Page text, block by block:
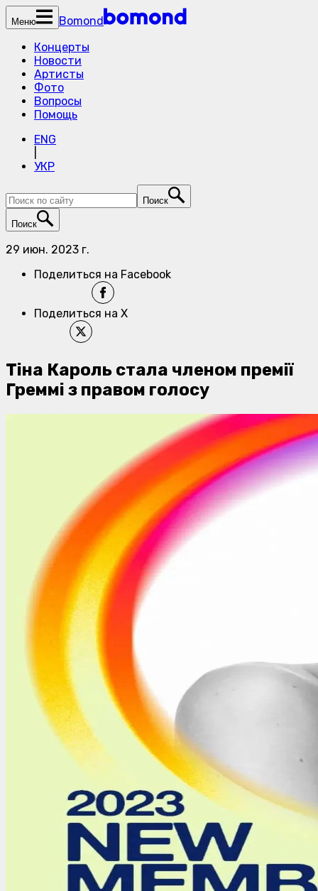
Меню
Bomond
Концерты
Новости
Артисты
Фото
Вопросы
Помощь
ENG
УКР
Поиск
Поиск
29 июн. 2023 г.
Поделиться на Facebook
Поделиться на X
Тіна Кароль стала членом премії
Греммі з правом голосу